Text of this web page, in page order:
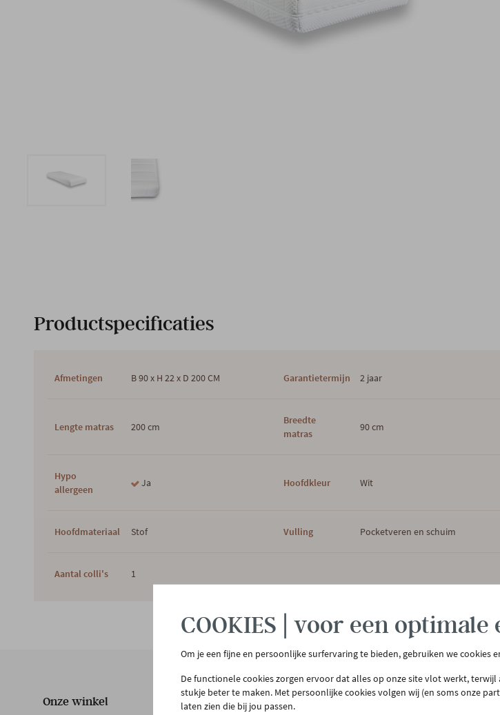
Productspecificaties
Afmetingen B 90 x H 22 x D 200 CM Garantietermijn 2 jaar
Lengte matras 200 cm
Breedte
matras
90 cm
Hypo
allergeen
Ja Hoofdkleur Wit
Hoofdmateriaal Stof Vulling Pocketveren en schuim
Aantal colli's 1
Onze winkel
Klantenservice
COOKIES | voor een
Om je een fijne en persoonlijke surfervaring te bieden, gebruiken we cookies
De functionele cookies zorgen ervoor dat alles op onze site vlot werkt,
stukje beter te maken. Met persoonlijke cookies volgen wij (en soms onze
laten zien die bij jou passen.